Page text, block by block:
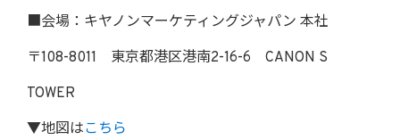
■会場：キヤノンマーケティングジャパン 本社
〒108-8011 東京都港区港南2-16-6 CANON S
TOWER
▼地図はこちら